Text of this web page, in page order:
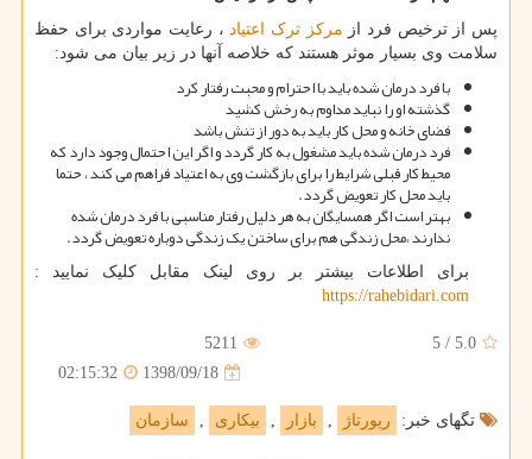
پس از ترخیص فرد از مرکز ترک اعتیاد ، رعایت مواردی برای حفظ
سلامت وی بسیار موثر هستند که خلاصه آنها در زیر بیان می شود:
با فرد درمان شده باید با احترام و محبت رفتار کرد
گذشته او را نباید مداوم به رخش کشید
فضای خانه و محل کار باید به دور از تنش باشد
فرد درمان شده باید مشغول به کار گردد و اگر این احتمال وجود دارد که
محیط کار قبلی شرایط را برای بازگشت وی به اعتیاد فراهم می کند ، حتما
باید محل کار تعویض گردد.
بهتر است اگر همسایگان به هر دلیل رفتار مناسبی با فرد درمان شده
ندارند ،محل زندگی هم برای ساختن یک زندگی دوباره تعویض گردد.
برای اطلاعات بیشتر بر روی لینک مقابل کلیک نمایید :
https://rahebidari.com
5.0
/
5
5211
1398/09/18
02:15:32
تگهای خبر: رپورتاژ , بازار , بیكاری , سازمان